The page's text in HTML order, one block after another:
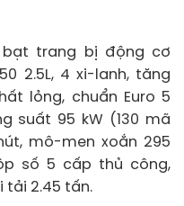
bạt trang bị động cơ
2.5L, 4 xi-lanh, tăng
lỏng, chuẩn Euro 5
suất 95 kW (130 mã
mô-men xoắn 295
số 5 cấp thủ công,
tải 2.45 tấn.